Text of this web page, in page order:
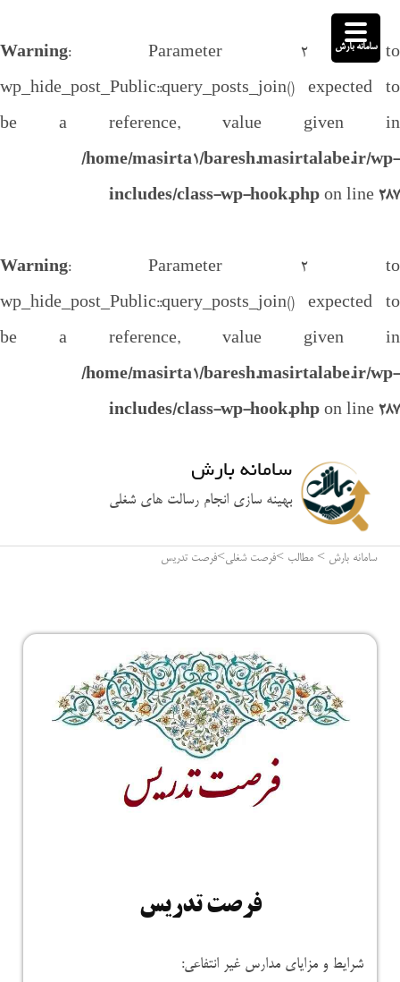
Warning: Parameter 2 to
wp_hide_post_Public::query_posts_join() expected to
be a reference, value given in
/home/masirta1/baresh.masirtalabe.ir/wp-
includes/class-wp-hook.php on line 287
Warning: Parameter 2 to
wp_hide_post_Public::query_posts_join() expected to
be a reference, value given in
/home/masirta1/baresh.masirtalabe.ir/wp-
includes/class-wp-hook.php on line 287
سامانه بارش
بهینه سازی انجام رسالت های شغلی
سامانه بارش > مطالب >فرصت شغلی>فرصت تدریس
فرصت تدریس
شرایط و مزایای مدارس غیر انتفاعی:
سامانه بارش